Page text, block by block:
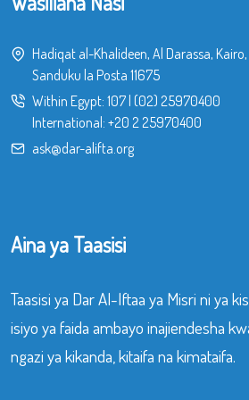
Hadiqat al-Khalideen, Al Darassa, Kairo,
Sanduku la Posta 11675
Within Egypt: 107| (02) 25970400
International: +20 2 25970400
ask@dar-alifta.org
Aina ya Taasisi
Taasisi ya Dar Al-Iftaa ya Misri ni ya
isiyo ya faida ambayo inajiendesha
ngazi ya kikanda, kitaifa na kimataifa.